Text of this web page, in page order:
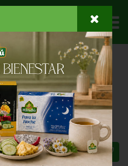
TROPICALES COCOS SECOS